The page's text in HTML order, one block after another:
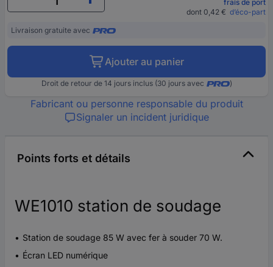
frais de port
dont 0,42 € d’éco-part
Livraison gratuite avec
Ajouter au panier
Droit de retour de 14 jours inclus (30 jours avec )
Fabricant ou personne responsable du produit
Signaler un incident juridique
Points forts et détails
WE1010 station de soudage
Station de soudage 85 W avec fer à souder 70 W.
Écran LED numérique